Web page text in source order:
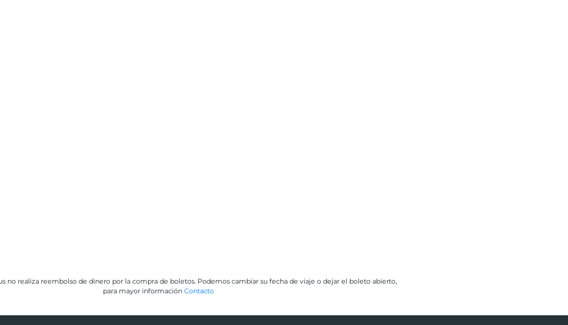
no realiza reembolso de dinero por la compra de boletos. Podemos cambiar su fecha de viaje o dejar el boleto abierto,
para mayor información Contacto